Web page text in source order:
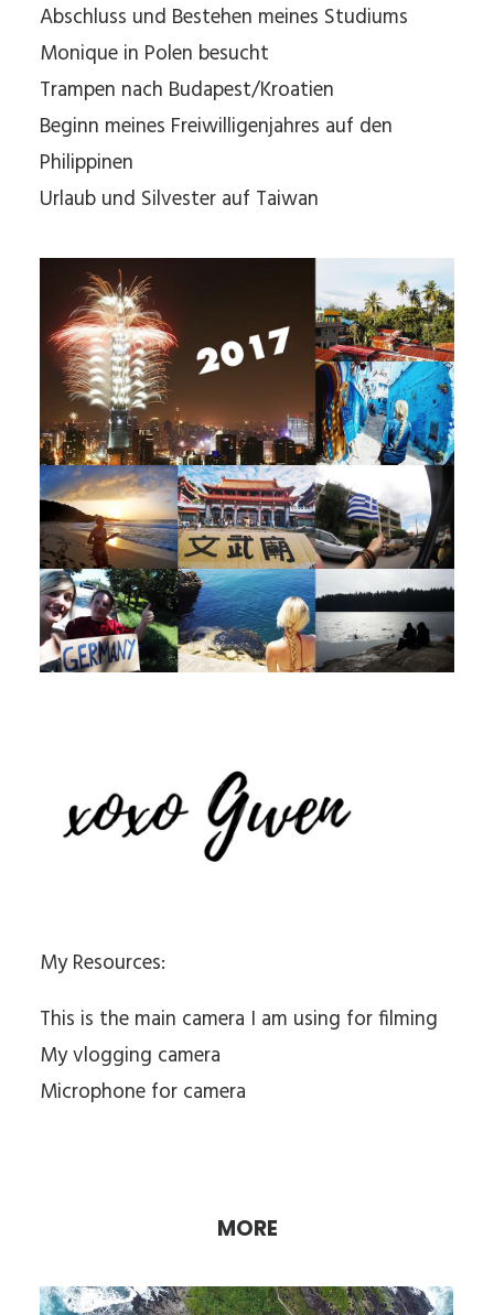
Abschluss und Bestehen meines Studiums
Monique in Polen besucht
Trampen nach Budapest/Kroatien
Beginn meines Freiwilligenjahres auf den
Philippinen
Urlaub und Silvester auf Taiwan
My Resources:
This is the main camera I am using for filming
My vlogging camera
Microphone for camera
MORE